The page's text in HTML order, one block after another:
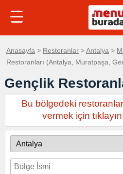
Anasayfa > Restoranlar >Antalya >
Restoranları (Antalya, Muratpaşa,
Gençlik
Bu bölgedeki
vermek için